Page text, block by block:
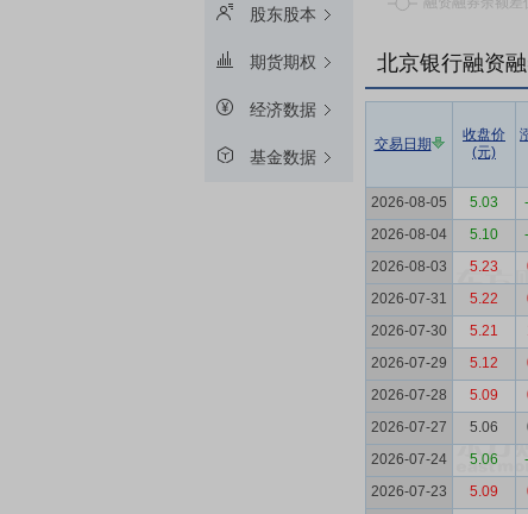
股东股本
期货期权
经济数据
基金数据
北京银行融资
交易日期
收盘价
(元)
2026-08-05
5.03
2026-08-04
5.10
2026-08-03
5.23
2026-07-31
5.22
2026-07-30
5.21
2026-07-29
5.12
2026-07-28
5.09
2026-07-27
5.06
2026-07-24
5.06
2026-07-23
5.09